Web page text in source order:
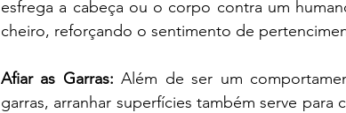
esfrega a cabeça ou o corpo contra um
cheiro, reforçando o sentimento de
Afiar as Garras: Além de ser um
garras, arranhar superfícies também serve para